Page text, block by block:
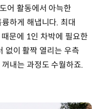
어 활동에서 아늑한
하게 해냅니다. 최대
문에 1인 차박에 필요한
없이 활짝 열리는 우측
내는 과정도 수월하죠.